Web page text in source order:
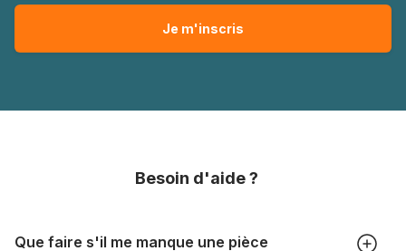
Besoin d'aide ?
Que faire s'il me manque une pièce